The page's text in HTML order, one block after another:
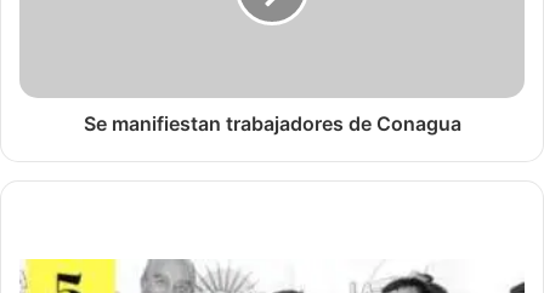
Se manifiestan trabajadores de Conagua